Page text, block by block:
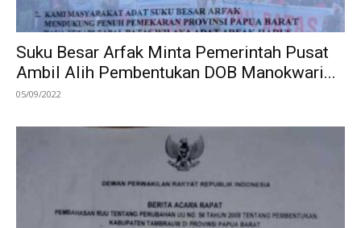
Suku Besar Arfak Minta Pemerintah Pusat
Ambil Alih Pembentukan DOB Manokwari...
05/09/2022